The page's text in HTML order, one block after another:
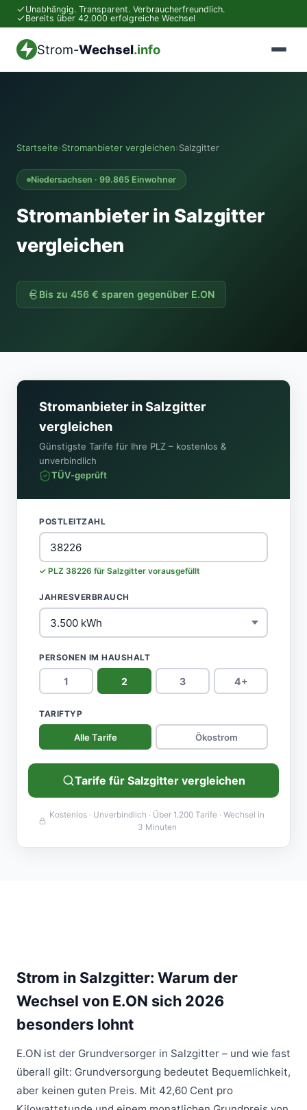
Unabhängig. Transparent. Verbraucherfreundlich.
Bereits über 42.000 erfolgreiche Wechsel
Strom-Wechsel.info
Startseite›Stromanbieter vergleichen›Salzgitter
Niedersachsen · 99.865 Einwohner
Stromanbieter in Salzgitter
vergleichen
Bis zu 456 € sparen gegenüber E.ON
Stromanbieter in Salzgitter
vergleichen
Günstigste Tarife für Ihre PLZ – kostenlos &
unverbindlich
TÜV-geprüft
POSTLEITZAHL
✓ PLZ 38226 für Salzgitter vorausgefüllt
JAHRESVERBRAUCH
PERSONEN IM HAUSHALT
1 2 3 4+
TARIFTYP
Alle Tarife Ökostrom
Tarife für Salzgitter vergleichen
Kostenlos · Unverbindlich · Über 1.200 Tarife · Wechsel in
3 Minuten
Strom in Salzgitter: Warum der
Wechsel von E.ON sich 2026
besonders lohnt
E.ON ist der Grundversorger in Salzgitter – und wie fast
überall gilt: Grundversorgung bedeutet Bequemlichkeit,
aber keinen guten Preis. Mit 42,60 Cent pro